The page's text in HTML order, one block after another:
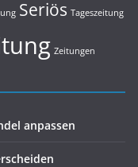
Seriös Tageszeitung
Zeitungen
anpassen